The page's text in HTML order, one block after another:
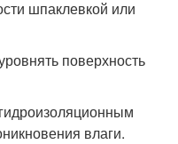
шпаклевкой или
поверхность
влаги.